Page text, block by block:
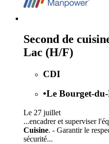
Second de
Lac (H/F)
CDI
•Le Bourget-
Le 27 juillet
...encadrer et superviser
Cuisine. - Garantir le
sécurité...